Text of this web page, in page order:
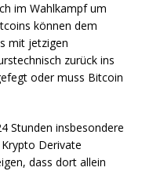
im Wahlkampf um
können dem
mit jetzigen
zurück ins
oder muss Bitcoin
Stunden insbesondere
Derivate
dass dort allein